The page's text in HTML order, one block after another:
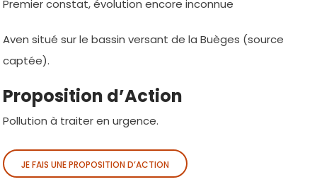
Premier constat, évolution encore inconnue
Aven situé sur le bassin versant de la Buèges (source
captée).
Proposition d’Action
Pollution à traiter en urgence.
JE FAIS UNE PROPOSITION D’ACTION